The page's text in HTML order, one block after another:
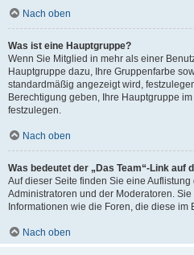
Nach oben
Was ist eine Hauptgruppe?
Wenn Sie Mitglied in mehr als einer
Hauptgruppe dazu, Ihre Gruppenfarbe
standardmäßig angezeigt wird,
Berechtigung geben, Ihre Hauptgruppe
festzulegen.
Nach oben
Was bedeutet der „Das Team“-Link auf
Auf dieser Seite finden Sie eine
Administratoren und der Moderatoren.
Informationen wie die Foren, die diese im
Nach oben